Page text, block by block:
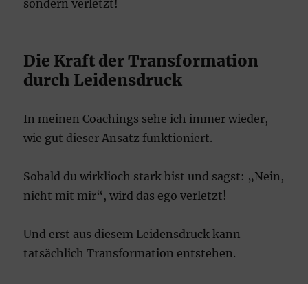
sondern verletzt!
Die Kraft der Transformation
durch Leidensdruck
In meinen Coachings sehe ich immer wieder,
wie gut dieser Ansatz funktioniert.
Sobald du wirklioch stark bist und sagst: „Nein,
nicht mit mir“, wird das ego verletzt!
Und erst aus diesem Leidensdruck kann
tatsächlich Transformation entstehen.